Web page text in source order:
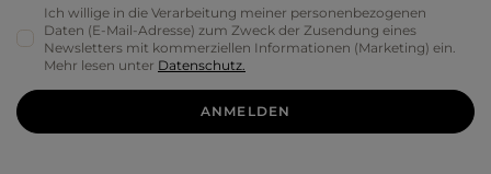
Ich willige in die Verarbeitung meiner personenbezogenen
Daten (E-Mail-Adresse) zum Zweck der Zusendung eines
Newsletters mit kommerziellen Informationen (Marketing) ein.
Mehr lesen unter Datenschutz.
ANMELDEN